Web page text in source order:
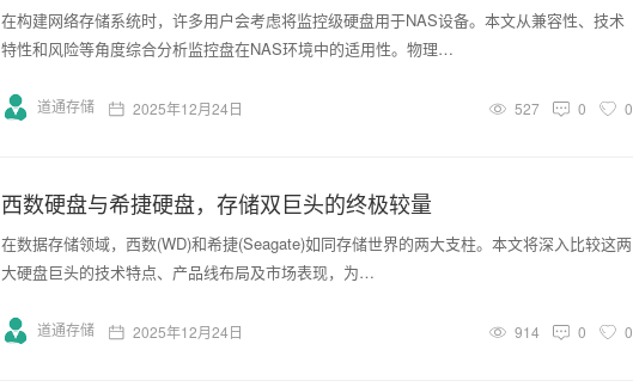
在构建网络存储系统时，许多用户会考虑将监控级硬盘用于NAS设备。本文从兼容性、技术
特性和风险等角度综合分析监控盘在NAS环境中的适用性。物理…
道通存储 2025年12月24日 527 0 0
西数硬盘与希捷硬盘，存储双巨头的终极较量
在数据存储领域，西数(WD)和希捷(Seagate)如同存储世界的两大支柱。本文将深入比较这两
大硬盘巨头的技术特点、产品线布局及市场表现，为…
道通存储 2025年12月24日 914 0 0